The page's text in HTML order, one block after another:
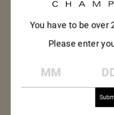
You have to be over
Please enter